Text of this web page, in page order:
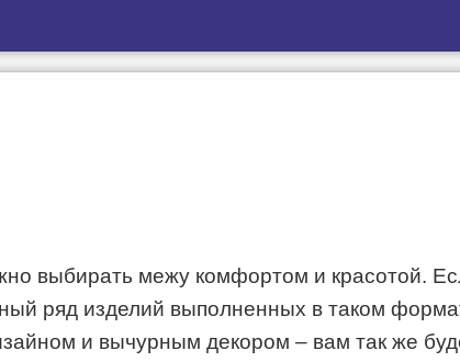
выбирать межу комфортом и красотой.
ряд изделий выполненных в таком
и вычурным декором – вам так же